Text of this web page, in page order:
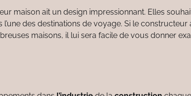
maison ait un design impressionnant. Elles
des destinations de voyage. Si le
maisons, il lui sera facile de vous donner